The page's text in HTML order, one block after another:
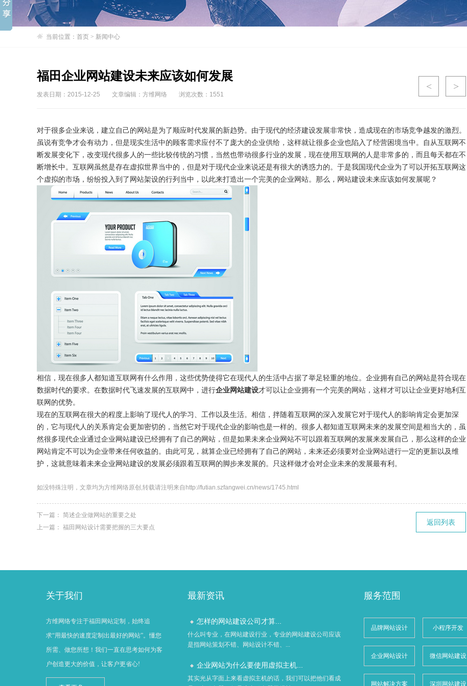
当前位置： 首页 > 新闻中心
< >
福田企业网站建设未来应该如何发展
发表日期：2015-12-25 文章编辑：方维网络 浏览次数：1551
对于很多企业来说，建立自己的网站是为了顺应时代发展的新趋势。由于现代的经济建设发展非常快，造成现在的市场竞争越发的激烈。
虽说有竞争才会有动力，但是现实生活中的顾客需求应付不了庞大的企业供给，这样就让很多企业也陷入了经营困境当中。自从互联网不
断发展变化下，改变现代很多人的一些比较传统的习惯，当然也带动很多行业的发展，现在使用互联网的人是非常多的，而且每天都在不
断增长中。互联网虽然是存在虚拟世界当中的，但是对于现代企业来说还是有很大的诱惑力的。于是我国现代企业为了可以开拓互联网这
个虚拟的市场，纷纷投入到了网站架设的行列当中，以此来打造出一个完美的企业网站。那么，网站建设未来应该如何发展呢？
相信，现在很多人都知道互联网有什么作用，这些优势使得它在现代人的生活中占据了举足轻重的地位。企业拥有自己的网站是符合现在
数据时代的要求。在数据时代飞速发展的互联网中，进行企业网站建设才可以让企业拥有一个完美的网站，这样才可以让企业更好地利互
联网的优势。
现在的互联网在很大的程度上影响了现代人的学习、工作以及生活。相信，拌随着互联网的深入发展它对于现代人的影响肯定会更加深
的，它与现代人的关系肯定会更加密切的，当然它对于现代企业的影响也是一样的。很多人都知道互联网未来的发展空间是相当大的，虽
然很多现代企业通过企业网站建设已经拥有了自己的网站，但是如果未来企业网站不可以跟着互联网的发展来发展自己，那么这样的企业
网站肯定不可以为企业带来任何收益的。由此可见，就算企业已经拥有了自己的网站，未来还必须要对企业网站进行一定的更新以及维
护，这就意味着未来企业网站建设的发展必须跟着互联网的脚步来发展的。只这样做才会对企业未来的发展最有利。
如没特殊注明，文章均为方维网络原创,转载请注明来自http://futian.szfangwei.cn/news/1745.html
返回列表
下一篇： 简述企业做网站的重要之处
上一篇： 福田网站设计需要把握的三大要点
关于我们
方维网络专注于福田网站定制，始终追
求“用最快的速度定制出最好的网站”。懂您
所需、做您所想！我们一直在思考如何为客
户创造更大的价值，让客户更省心!
最新资讯
怎样的网站建设公司才算...
什么叫专业，在网站建设行业，专业的网站建设公司应该
是指网站策划不错、网站设计不错、...
企业网站为什么要使用虚拟主机...
其实光从字面上来看虚拟主机的话，我们可以把他们看成
服务范围
品牌网站设计 小程序开发
企业网站设计 微信网站建设
网站解决方案 深圳网站建设